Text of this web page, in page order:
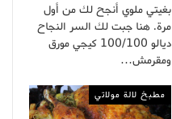
بغيتي ملوي أنجح لك من أول
مرة. هنا جبت لك السر النجاح
ديالو 100/100 كيجي مورق
ومقرمش…
مطبخ لالة مولاتي